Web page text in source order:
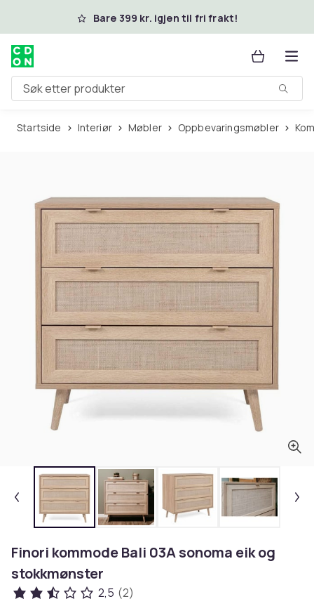
Hopp til hovedinnholdBare 399 kr. igjen til fri frakt!
Søk etter produkter
Startside Interiør Møbler Oppbevaringsmøbler
Finori kommode Bali 03A sonoma eik og
stokkmønster
2,5 (2)